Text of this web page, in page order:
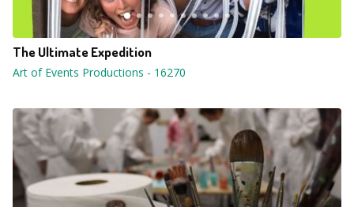
The Ultimate Expedition
Art of Events Productions - 16270